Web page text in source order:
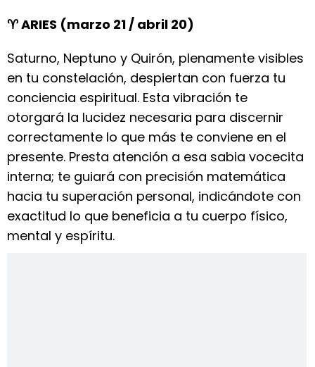
♈ ARIES (marzo 21 / abril 20)
Saturno, Neptuno y Quirón, plenamente visibles
en tu constelación, despiertan con fuerza tu
conciencia espiritual. Esta vibración te
otorgará la lucidez necesaria para discernir
correctamente lo que más te conviene en el
presente. Presta atención a esa sabia vocecita
interna; te guiará con precisión matemática
hacia tu superación personal, indicándote con
exactitud lo que beneficia a tu cuerpo físico,
mental y espíritu.